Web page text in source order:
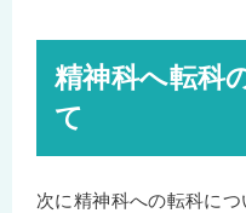
精神科へ転科
て
次に精神科への転科に